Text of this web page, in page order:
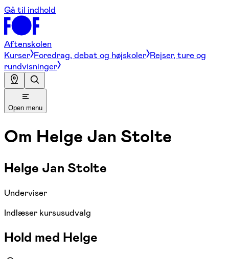
Gå til indhold
Aftenskolen
Kurser Foredrag, debat og højskoler Rejser, ture og
rundvisninger
Open menu
Om Helge Jan Stolte
Helge Jan Stolte
Underviser
Indlæser kursusudvalg
Hold med Helge